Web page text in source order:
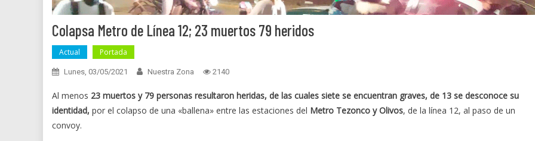
Colapsa Metro de Línea 12; 23 muertos 79 heridos
Actual Portada
Lunes, 03/05/2021 Nuestra Zona 2140
Al menos 23 muertos y 79 personas resultaron heridas, de las cuales siete se encuentran graves, de 13 se desconoce su
identidad, por el colapso de una «ballena» entre las estaciones del Metro Tezonco y Olivos, de la línea 12, al paso de un
convoy.